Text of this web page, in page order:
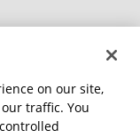
on our site,
traffic. You